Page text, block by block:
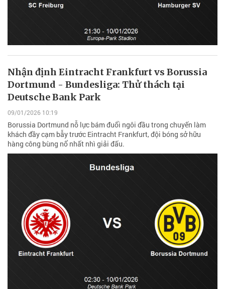
Nhận định Eintracht Frankfurt vs Borussia
Dortmund - Bundesliga: Thử thách tại
Deutsche Bank Park
09/01/2026 10:19
Borussia Dortmund nỗ lực bám đuổi ngôi đầu trong chuyến làm
khách đầy cạm bẫy trước Eintracht Frankfurt, đội bóng sở hữu
hàng công bùng nổ nhất nhì giải đấu.